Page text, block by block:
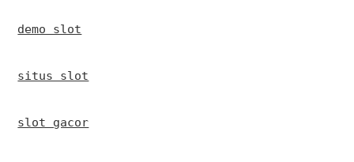
demo slot
situs slot
slot gacor